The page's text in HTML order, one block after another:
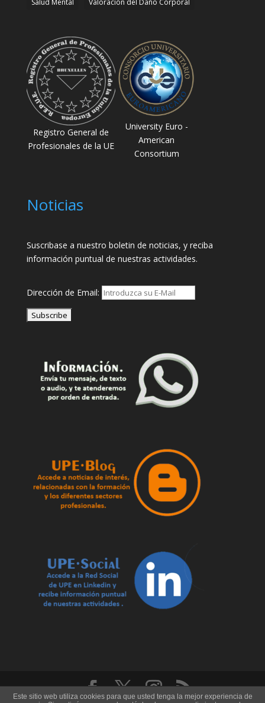
Registro General de
Profesionales de la UE
University Euro -
American
Consortium
Noticias
Suscribase a nuestro boletin de noticias, y reciba
información puntual de nuestras actividades.
Dirección de Email:
Este sitio web utiliza cookies para que usted tenga la mejor experiencia de